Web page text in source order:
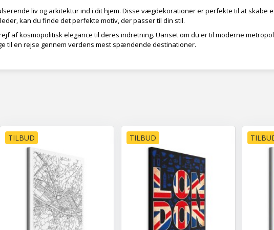
liv og arkitektur ind i dit hjem. Disse vægdekorationer er perfekte til at skabe
kan du finde det perfekte motiv, der passer til din stil.
af kosmopolitisk elegance til deres indretning. Uanset om du er til moderne
til en rejse gennem verdens mest spændende destinationer.
TILBUD TILBUD